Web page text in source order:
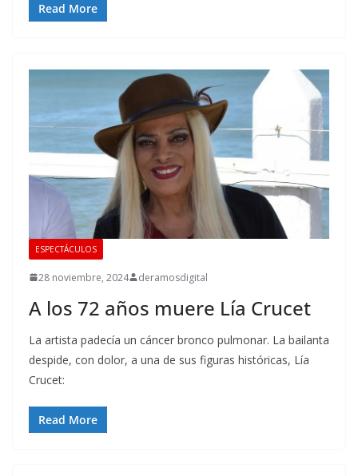
Read More
ESPECTÁCULOS
28 noviembre, 2024 deramosdigital
A los 72 años muere Lía Crucet
La artista padecía un cáncer bronco pulmonar. La bailanta
despide, con dolor, a una de sus figuras históricas, Lía
Crucet:
Read More